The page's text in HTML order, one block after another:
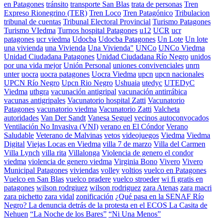
en Patagones tránsito transporte San Blas trata de personas Tren
Expreso Rionegrino (TER) Tren Loco Tren Patagónico Tribulacion
tribunal de cuentas Tribunal Electoral Provincial Turismo Patagones
Turismo VIedma Turnos hospital Patagones u12 UCR ucr
patagones ucr viedma Udocba Udocba Patagones Un Lote Un lote
una vivienda una Vivienda Una Vivienda" UNCo UNCo Viedma
Unidad Ciudadana Patagones Unidad Ciudadana Río Negro unidos
por una vida mejor Unión Personal uniones convivenciales unrn
unter uocra uocra patagones Uocra Viedma upcn upcn nacionales
UPCN Río Negro Upcn Rio Negro Ushuaia utedyc UTEDyC
Viedma uthgra vacunación antigripal vacunación antirrábica
vacunas antigripales Vacunatorio hospital Zatti Vacunatorio
Patagones vacunatorio viedma Vacunatorio Zatti Valcheta
autoridades Van Der Sandt Vanesa Seguel vecinos autoconvocados
Ventilación No Invasiva (VNI) verano en El Cóndor Verano
Saludable Veterano de Malvinas vetos videojuegos Viedma Viedma
Digital Viejas Locas en Viedma villa 7 de marzo Villa del Carmen
Villa Lynch villa rita Villalonga Violencia de genero el condor
viedma violencia de genero viedma Virginia Bono Vivero Vivero
Municipal Patagones viviendas volley voltios vuelco en Patagones
Vuelco en San Blas vuelco pradere vuelco stroeder wi fi gratis en
patagones wilson rodrgiuez wilson rodriguez zara Atenas zara macri
zara pichetto zara vidal zonificación ¿Qué pasa en la SENAF Río
Negro? La denuncia detrás de la protesta en el ECOS La Casita de
Nehuen “La Noche de los Bares” “Ni Una Menos”